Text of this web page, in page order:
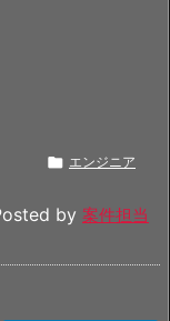
 エンジニア
by 案件担当